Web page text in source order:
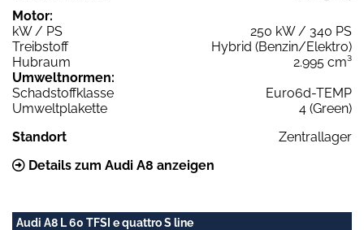
Motor:
kW / PS
250 kW / 340 PS
Treibstoff
Hybrid (Benzin/Elektro)
Hubraum
2.995 cm³
Umweltnormen:
Schadstoffklasse
Euro6d-TEMP
Umweltplakette
4 (Green)
Standort
Zentrallager
Details zum Audi A8 anzeigen
Audi A8 L 60 TFSI e quattro S line